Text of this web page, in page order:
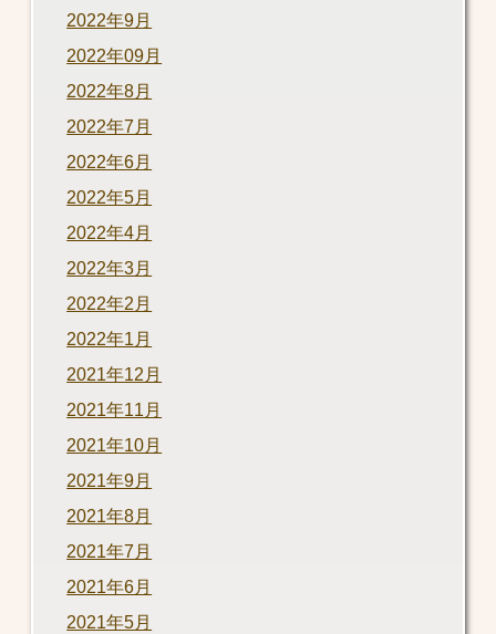
2022年9月
2022年09月
2022年8月
2022年7月
2022年6月
2022年5月
2022年4月
2022年3月
2022年2月
2022年1月
2021年12月
2021年11月
2021年10月
2021年9月
2021年8月
2021年7月
2021年6月
2021年5月